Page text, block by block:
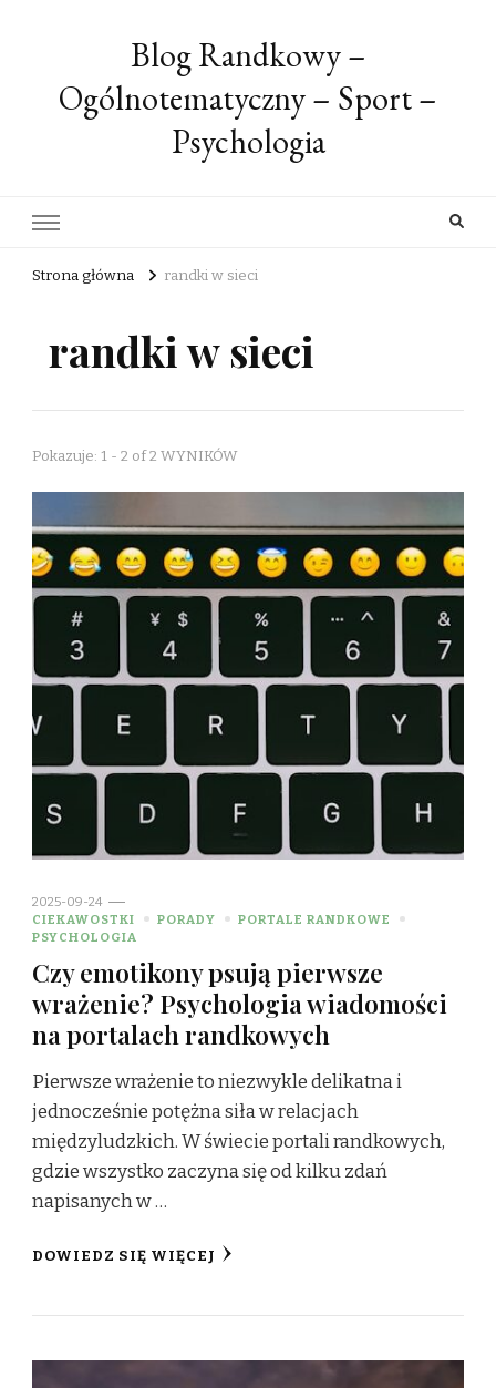
Blog Randkowy –
Ogólnotematyczny – Sport –
Psychologia
Strona główna randki w sieci
randki w sieci
Pokazuje: 1 - 2 of 2 WYNIKÓW
2025-09-24
CIEKAWOSTKI
PORADY
PORTALE RANDKOWE
PSYCHOLOGIA
Czy emotikony psują pierwsze
wrażenie? Psychologia wiadomości
na portalach randkowych
Pierwsze wrażenie to niezwykle delikatna i
jednocześnie potężna siła w relacjach
międzyludzkich. W świecie portali randkowych,
gdzie wszystko zaczyna się od kilku zdań
napisanych w …
DOWIEDZ SIĘ WIĘCEJ